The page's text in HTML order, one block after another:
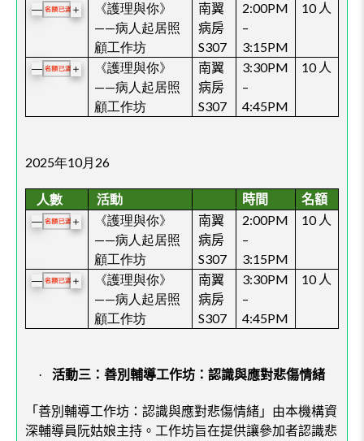
— ＋
《護理與你》
——病人起居照
顧工作坊
南翼
病房
S307
2:00PM
–
3:15PM
10 人
— ＋
《護理與你》
——病人起居照
顧工作坊
南翼
病房
S307
3:30PM
–
4:45PM
10 人
2025年10月26
人數 活動 時間 名額
— ＋
《護理與你》
——病人起居照
顧工作坊
南翼
病房
S307
2:00PM
–
3:15PM
10 人
— ＋
《護理與你》
——病人起居照
顧工作坊
南翼
病房
S307
3:30PM
–
4:45PM
10 人
· 活動三： 善別輔導工作坊：認識與應對悲傷情緒
「善別輔導工作坊：認識與應對悲傷情緒」由本機構資
深輔導員阮姑娘主持。工作坊旨在提供讓參加者認識悲